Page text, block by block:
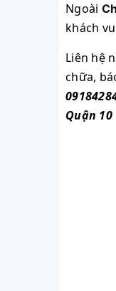
Ngoài
khách
Liên hệ
chữa,
Quận 10